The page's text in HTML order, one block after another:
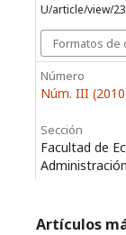
U/article/view/
Formatos de
Número
Núm. III
Sección
Facultad de
Administración
Artículos